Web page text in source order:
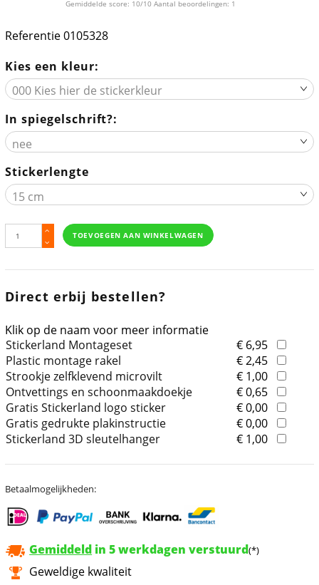
Gemiddelde score: 10/10 Aantal beoordelingen: 1
Referentie0105328
Kies een kleur:
In spiegelschrift?:
Stickerlengte
TOEVOEGEN AAN WINKELWAGEN
Direct erbij bestellen?
Klik op de naam voor meer informatie
Stickerland Montageset
€ 6,95
Plastic montage rakel
€ 2,45
Strookje zelfklevend microvilt
€ 1,00
Ontvettings en schoonmaakdoekje
€ 0,65
Gratis Stickerland logo sticker
€ 0,00
Gratis gedrukte plakinstructie
€ 0,00
Stickerland 3D sleutelhanger
€ 1,00
Betaalmogelijkheden:
Gemiddeld in 5 werkdagen verstuurd(*)
Geweldige kwaliteit